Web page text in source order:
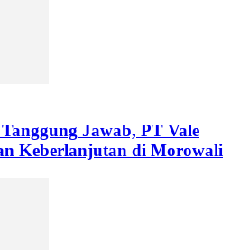
Jawab, PT Vale
Keberlanjutan di Morowali